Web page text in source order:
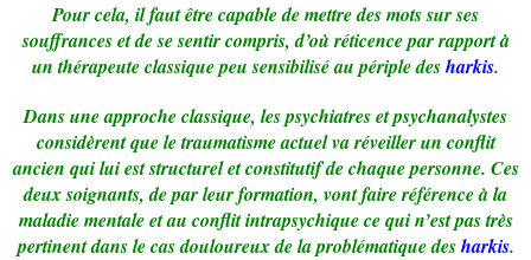
Pour cela, il faut être capable de mettre des mots sur ses
souffrances et de se sentir compris, d’où réticence par rapport à
un thérapeute classique peu sensibilisé au périple desharkis.
Dans une approche classique, les psychiatres et psychanalystes
considèrent que le traumatisme actuel va réveiller un conflit
ancien qui lui est structurel et constitutif de chaque personne. Ces
deux soignants, de par leur formation, vont faire référence à la
maladie mentale et au conflit intrapsychique ce qui n’est pas très
pertinent dans le cas douloureux de la problématique desharkis.